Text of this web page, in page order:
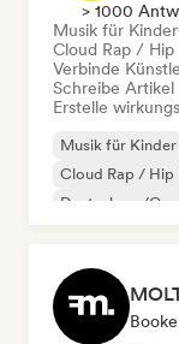
> 1000
Musik für Kinder
Cloud Rap / Hip
Verbinde
Schreibe Artikel
Erstelle
Musik für Kinder
Cloud Rap / Hip
Deutschrap/